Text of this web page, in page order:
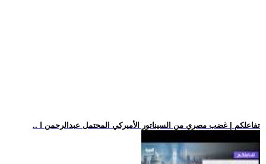
.. تفاعلكم | غضب مصري من السيناتور الأميركي المحتمل عبدالرحمن ا